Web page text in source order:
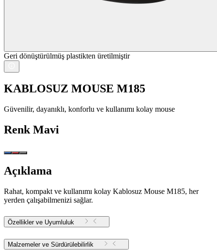
Geri dönüştürülmüş plastikten üretilmiştir
KABLOSUZ MOUSE M185
Güvenilir, dayanıklı, konforlu ve kullanımı kolay mouse
Renk Mavi
Açıklama
Rahat, kompakt ve kullanımı kolay Kablosuz Mouse M185, her
yerden çalışabilmenizi sağlar.
Özellikler ve Uyumluluk
Malzemeler ve Sürdürülebilirlik